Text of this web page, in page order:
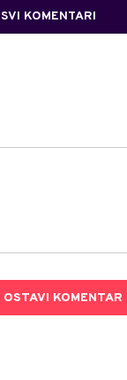
SVI KOMENTARI
OSTAVI KOMENTAR